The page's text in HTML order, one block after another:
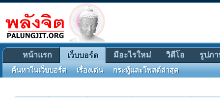
หน้าแรก เว็บบอร์ด
ค้นหาในเว็บบอร์ด เรื่องเด่น กระทู้และโพสต์ล่าสุด
มีอะไรใหม่ วิดีโอ รูปภ